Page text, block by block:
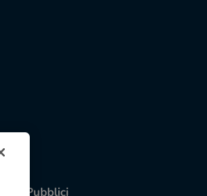
Pubblici